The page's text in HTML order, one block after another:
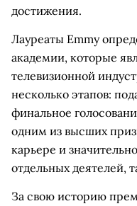
достижения.
Лауреаты Emmy
академии, которые
телевизионной
несколько этапов:
финальное
одним из высших
карьере и
отдельных деятелей,
За свою историю